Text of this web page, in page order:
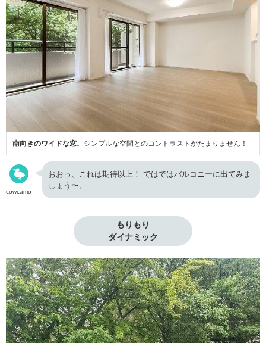
南向きのワイドな窓。シンプルな空間とのコントラストがたまりません！
cowcamo
おおっ、これは期待以上！ ではではバルコニーに出てみま
しょう〜。
もりもり
ダイナミック